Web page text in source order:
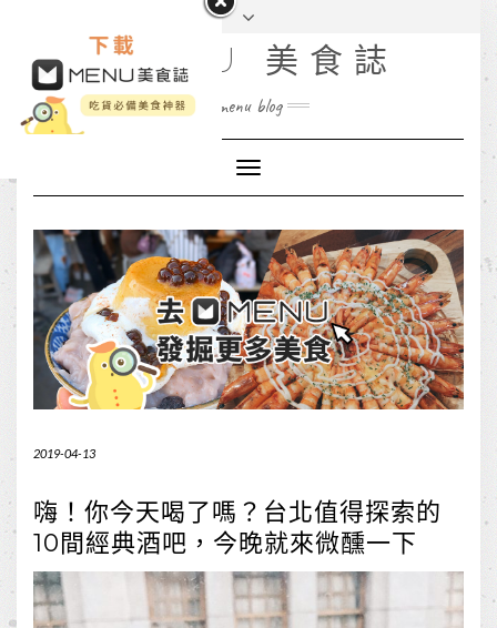
MENU 美食誌
menu blog
Toggle
Navigation
2019-04-13
嗨！你今天喝了嗎？台北值得探索的
10間經典酒吧，今晚就來微醺一下